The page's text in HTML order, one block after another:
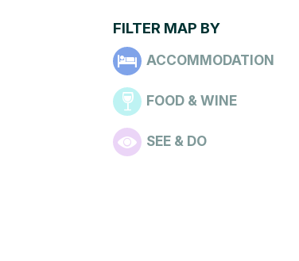
FILTER MAP BY
ACCOMMODATION
FOOD & WINE
SEE & DO